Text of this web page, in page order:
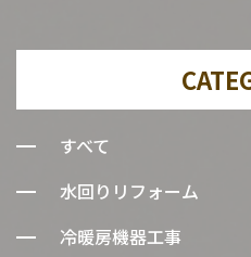
すべて
水回りリフォーム
冷暖房機器工事